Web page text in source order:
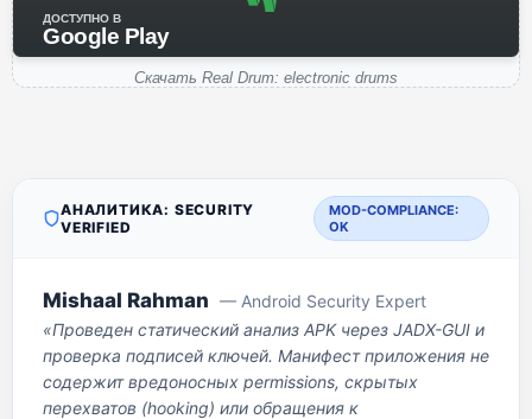
ДОСТУПНО В
Google Play
Скачать Real Drum: electronic drums
АНАЛИТИКА: SECURITY
VERIFIED
MOD-COMPLIANCE:
OK
Mishaal Rahman — Android Security Expert
«Проведен статический анализ APK через JADX-GUI и
проверка подписей ключей. Манифест приложения не
содержит вредоносных permissions, скрытых
перехватов (hooking) или обращения к